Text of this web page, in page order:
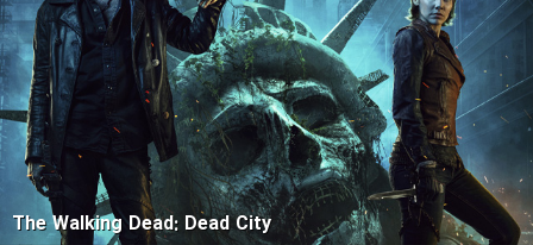
The Walking Dead: Dead City